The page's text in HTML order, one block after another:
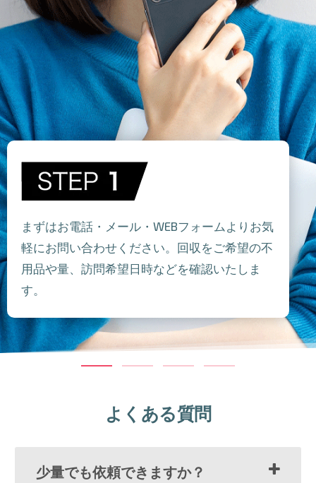
まずはお電話・メール・WEBフォームよりお気
軽にお問い合わせください。回収をご希望の不
用品や量、訪問希望日時などを確認いたしま
す。
よくある質問
少量でも依頼できますか？